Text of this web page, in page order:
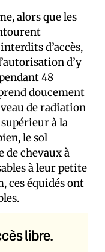
alors que les
d’accès,
d’y
48
doucement
de radiation
à la
le sol
de chevaux à
à leur petite
ces équidés ont
libre.